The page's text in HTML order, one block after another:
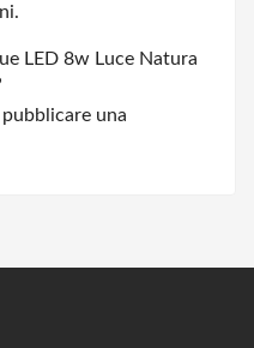
LED 8w Luce Natura
una